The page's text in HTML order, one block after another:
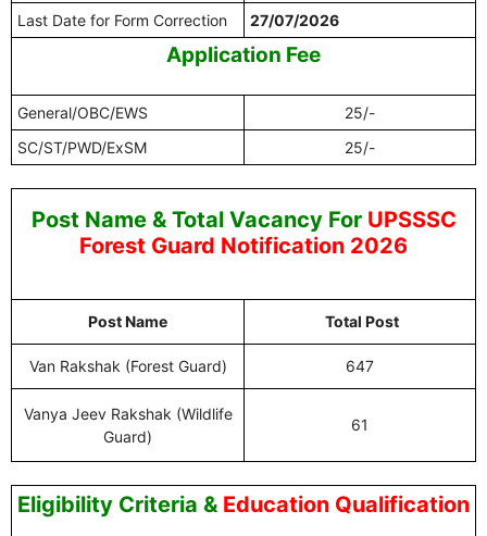
Last Date for Form Correction 27/07/2026
Application Fee
General/OBC/EWS
25/-
SC/ST/PWD/ExSM
25/-
Post Name & Total Vacancy For UPSSSC
Forest Guard Notification 2026
Post Name Total Post
Van Rakshak (Forest Guard) 647
Vanya Jeev Rakshak (Wildlife
Guard)
61
Eligibility Criteria & Education Qualification